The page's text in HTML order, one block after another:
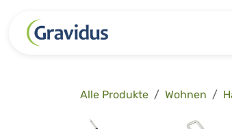
Alle Produkte Wohnen